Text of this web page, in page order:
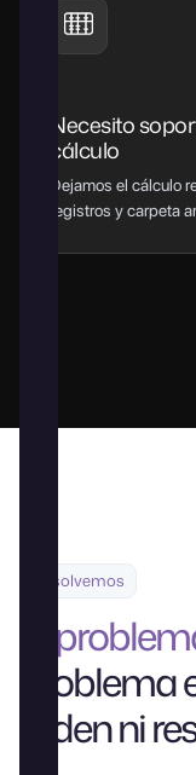
Necesito
cálculo
Dejamos el cálculo
registros y carpeta
Resolvemos
El
orden ni